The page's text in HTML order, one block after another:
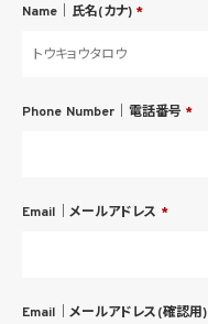
Name｜氏名(カナ) *
Phone Number｜電話番号 *
Email｜メールアドレス *
Email｜メールアドレス(確認用)